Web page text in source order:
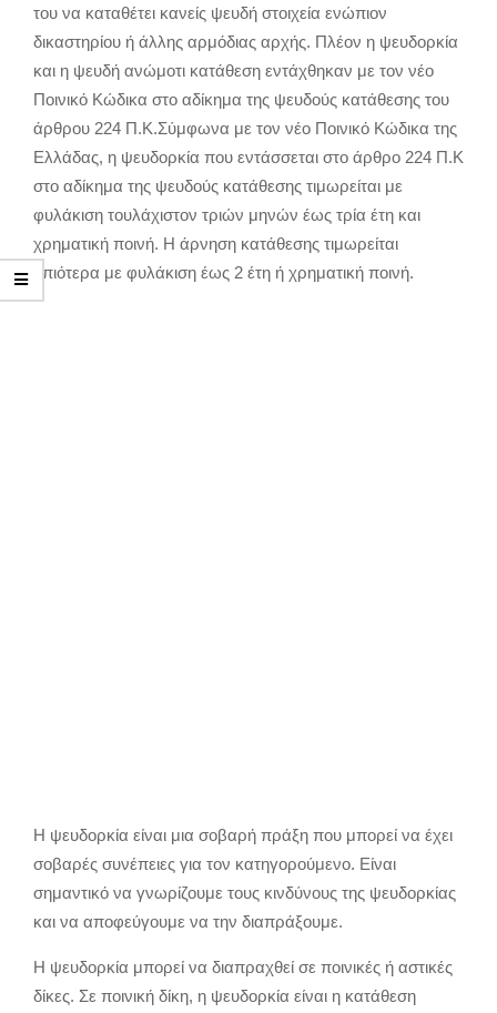
του να καταθέτει κανείς ψευδή στοιχεία ενώπιον
δικαστηρίου ή άλλης αρμόδιας αρχής. Πλέον η ψευδορκία
και η ψευδή ανώμοτι κατάθεση εντάχθηκαν με τον νέο
Ποινικό Κώδικα στο αδίκημα της ψευδούς κατάθεσης του
άρθρου 224 Π.Κ.Σύμφωνα με τον νέο Ποινικό Κώδικα της
Ελλάδας, η ψευδορκία που εντάσσεται στο άρθρο 224 Π.Κ
στο αδίκημα της ψευδούς κατάθεσης τιμωρείται με
φυλάκιση τουλάχιστον τριών μηνών έως τρία έτη και
χρηματική ποινή. Η άρνηση κατάθεσης τιμωρείται
ηπιότερα με φυλάκιση έως 2 έτη ή χρηματική ποινή.
Η ψευδορκία είναι μια σοβαρή πράξη που μπορεί να έχει
σοβαρές συνέπειες για τον κατηγορούμενο. Είναι
σημαντικό να γνωρίζουμε τους κινδύνους της ψευδορκίας
και να αποφεύγουμε να την διαπράξουμε.
Η ψευδορκία μπορεί να διαπραχθεί σε ποινικές ή αστικές
δίκες. Σε ποινική δίκη, η ψευδορκία είναι η κατάθεση